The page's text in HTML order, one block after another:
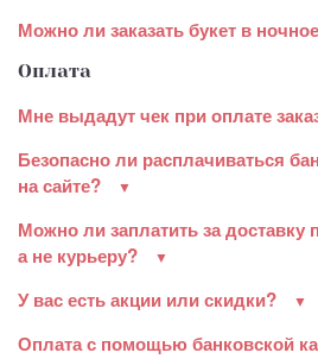
Можно ли заказать букет в
Оплата
Мне выдадут чек при оплате
Безопасно ли расплачиваться
на сайте?
Можно ли заплатить за доставку
а не курьеру?
У вас есть акции или скидки?
Оплата с помощью банковской